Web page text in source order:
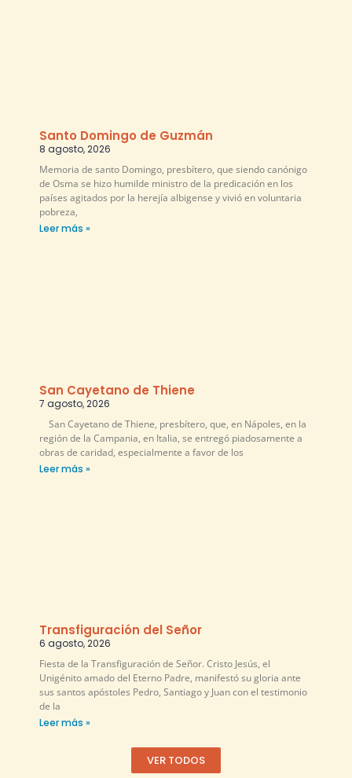
Santo Domingo de Guzmán
8 agosto, 2026
Memoria de santo Domingo, presbítero, que siendo canónigo
de Osma se hizo humilde ministro de la predicación en los
países agitados por la herejía albigense y vivió en voluntaria
pobreza,
Leer más »
San Cayetano de Thiene
7 agosto, 2026
San Cayetano de Thiene, presbítero, que, en Nápoles, en la
región de la Campania, en Italia, se entregó piadosamente a
obras de caridad, especialmente a favor de los
Leer más »
Transfiguración del Señor
6 agosto, 2026
Fiesta de la Transfiguración de Señor. Cristo Jesús, el
Unigénito amado del Eterno Padre, manifestó su gloria ante
sus santos apóstoles Pedro, Santiago y Juan con el testimonio
de la
Leer más »
VER TODOS